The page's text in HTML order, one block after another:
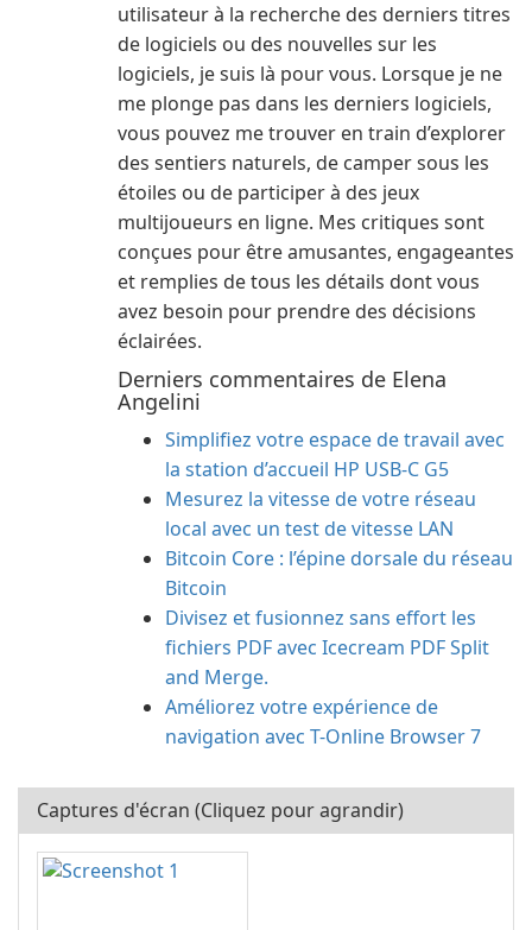
utilisateur à la recherche des derniers titres
de logiciels ou des nouvelles sur les
logiciels, je suis là pour vous. Lorsque je ne
me plonge pas dans les derniers logiciels,
vous pouvez me trouver en train d’explorer
des sentiers naturels, de camper sous les
étoiles ou de participer à des jeux
multijoueurs en ligne. Mes critiques sont
conçues pour être amusantes, engageantes
et remplies de tous les détails dont vous
avez besoin pour prendre des décisions
éclairées.
Derniers commentaires de Elena
Angelini
Simplifiez votre espace de travail avec
la station d’accueil HP USB-C G5
Mesurez la vitesse de votre réseau
local avec un test de vitesse LAN
Bitcoin Core : l’épine dorsale du réseau
Bitcoin
Divisez et fusionnez sans effort les
fichiers PDF avec Icecream PDF Split
and Merge.
Améliorez votre expérience de
navigation avec T-Online Browser 7
Captures d'écran (Cliquez pour agrandir)